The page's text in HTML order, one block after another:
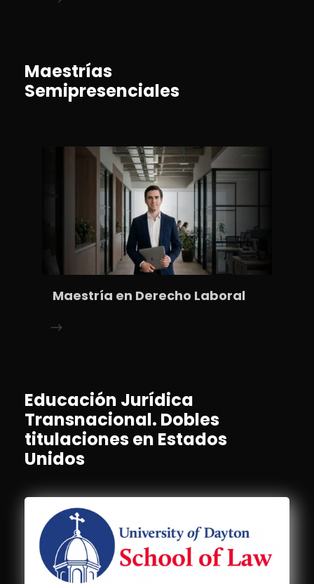
Maestrías
Semipresenciales
Maestría en Derecho Laboral
Educación Jurídica
Transnacional. Dobles
titulaciones en Estados
Unidos